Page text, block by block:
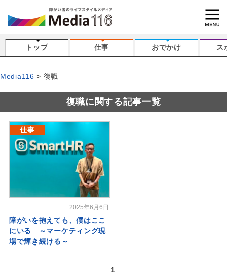
トップ 仕事 おでかけ ス
Media116 復職
復職に関する記事一覧
仕事
2025年6月6日
障がいを抱えても、僕はここ
にいる ～マーケティング現
場で輝き続ける～
1